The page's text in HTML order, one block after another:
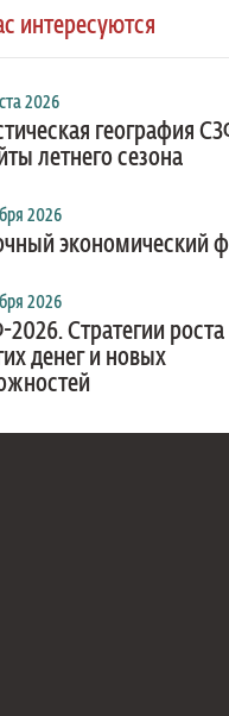
интересуются
2026
география
летнего сезона
2026
экономический
2026
Стратегии роста
денег и новых